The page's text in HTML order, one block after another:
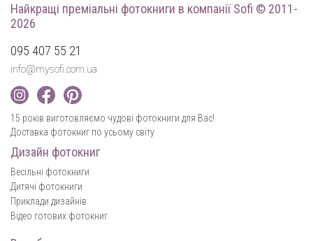
Найкращі преміальні фотокниги в компанії Sofi © 2011-
2026
095 407 55 21
info@mysofi.com.ua
15 років виготовляємо чудові фотокниги для Вас!
Доставка фотокниг по усьому світу
Дизайн фотокниг
Весільні фотокниги
Дитячі фотокниги
Приклади дизайнів
Відео готових фотокниг